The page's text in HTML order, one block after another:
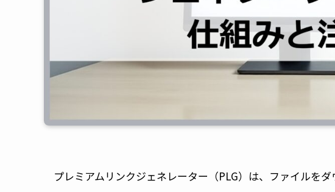
プレミアムリンクジェネレーター（PLG）は、ファイルをダ